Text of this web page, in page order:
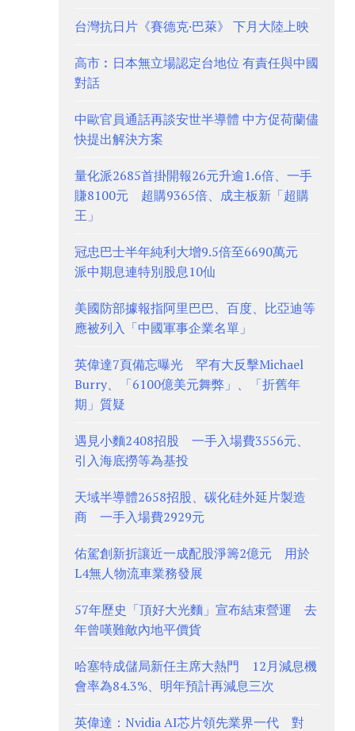
台灣抗日片《賽德克·巴萊》 下月大陸上映
高市︰日本無立場認定台地位 有責任與中國
對話
中歐官員通話再談安世半導體 中方促荷蘭儘
快提出解決方案
量化派2685首掛開報26元升逾1.6倍、一手
賺8100元 超購9365倍、成主板新「超購
王」
冠忠巴士半年純利大增9.5倍至6690萬元
派中期息連特別股息10仙
美國防部據報指阿里巴巴、百度、比亞迪等
應被列入「中國軍事企業名單」
英偉達7頁備忘曝光 罕有大反擊Michael
Burry、「6100億美元舞弊」、「折舊年
期」質疑
遇見小麵2408招股 一手入場費3556元、
引入海底撈等為基投
天域半導體2658招股、碳化硅外延片製造
商 一手入場費2929元
佑駕創新折讓近一成配股淨籌2億元 用於
L4無人物流車業務發展
57年歷史「頂好大光麵」宣布結束營運 去
年曾嘆難敵內地平價貨
哈塞特成儲局新任主席大熱門 12月減息機
會率為84.3%、明年預計再減息三次
英偉達：Nvidia AI芯片領先業界一代 對